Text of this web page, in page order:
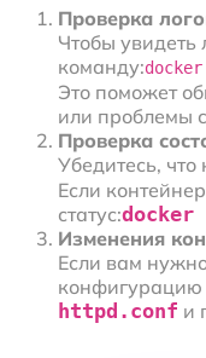
Проверка
Чтобы увидеть
команду:
Это поможет
или проблемы
Проверка
Убедитесь, что
Если
статус:docker
Изменения
Если вам
конфигурацию
httpd.conf и